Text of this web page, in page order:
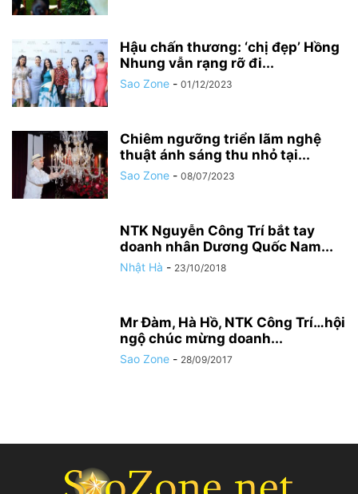
Hậu chấn thương: ‘chị đẹp’ Hồng
Nhung vẫn rạng rỡ đi...
Sao Zone - 01/12/2023
Chiêm ngưỡng triển lãm nghệ
thuật ánh sáng thu nhỏ tại...
Sao Zone - 08/07/2023
NTK Nguyễn Công Trí bắt tay
doanh nhân Dương Quốc Nam...
Nhật Hà - 23/10/2018
Mr Đàm, Hà Hồ, NTK Công Trí…hội
ngộ chúc mừng doanh...
Sao Zone - 28/09/2017